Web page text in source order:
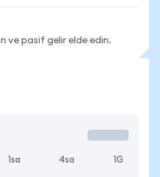
ve pasif gelir elde edin.
1sa 4sa 1G